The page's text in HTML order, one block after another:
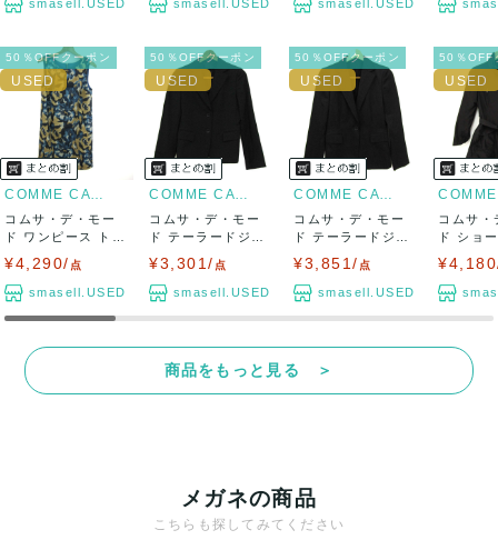
smasell.USED smasell.USED smasell.USED
50％OFFクーポン
COMME CA DU MODE
コムサ・デ・モー
ド ワンピース トッ
¥4,290/ 点
smasell.USED
50％OFFクーポン
COMME CA DU MODE
コムサ・デ・モー
ド テーラードジャ
¥3,301/ 点
smasell.USED
50％OFFクーポン
COMME CA DU MODE
コムサ・デ・モー
ド テーラードジャ
¥3,851/ 点
smasell.USED
50％OFF
コムサ・
ド ショ
商品をもっと見る ＞
メガネの商品
こちらも探してみてください